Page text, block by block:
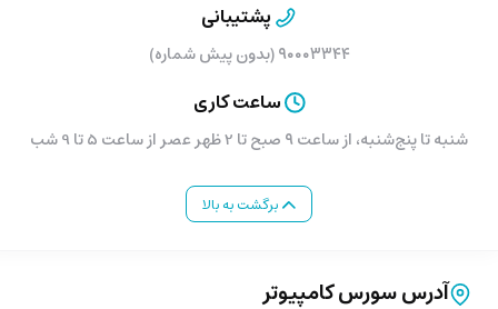
پشتیبانی
۹۰۰۰۳۳۴۴ (بدون پیش شماره)
ساعت کاری
شنبه تا پنج‌شنبه، از ساعت ۹ صبح تا 2 ظهر عصر از ساعت 5 تا 9 شب
برگشت به بالا
آدرس سورس کامپیوتر